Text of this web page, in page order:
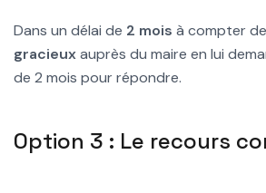
Dans un délai de 2 mois à compter
gracieuxauprès du maire en lui
de 2 mois pour répondre.
Option 3 : Le recours